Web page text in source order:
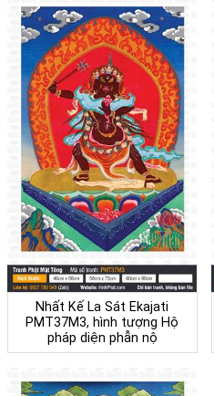
Nhất Kế La Sát Ekajati
PMT37M3, hình tượng Hộ
pháp diện phẫn nộ